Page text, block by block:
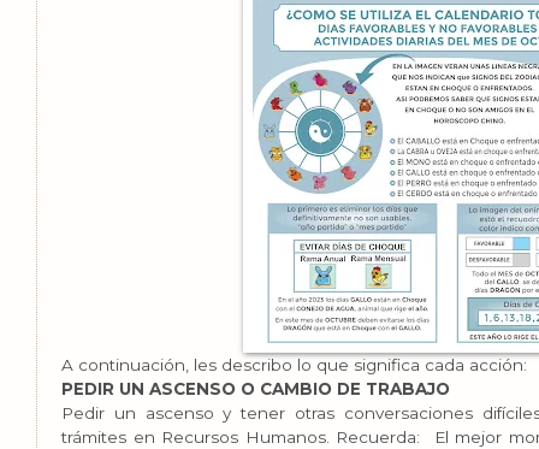
A continuación, les describo lo que significa cada acción:
PEDIR UN ASCENSO O CAMBIO DE TRABAJO
Pedir un ascenso y tener otras conversaciones
trámites en Recursos Humanos. Recuerda: El mejor